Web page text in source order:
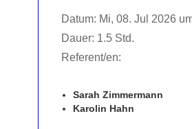
Datum: Mi, 08. Jul 2026
Dauer: 1.5 Std.
Referent/en:
Sarah Zimmermann
Karolin Hahn